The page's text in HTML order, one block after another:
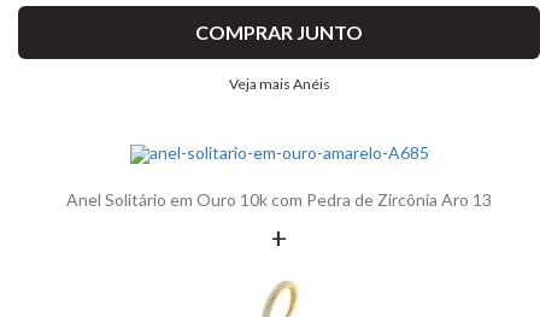
COMPRAR JUNTO
Veja mais Anéis
Anel Solitário em Ouro 10k com Pedra de Zircônia Aro 13
+